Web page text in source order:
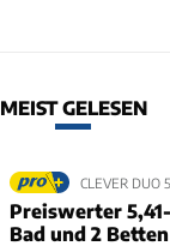
MEIST GELESEN
CLEVER DUO
Preiswerter
Bad und 2 Betten